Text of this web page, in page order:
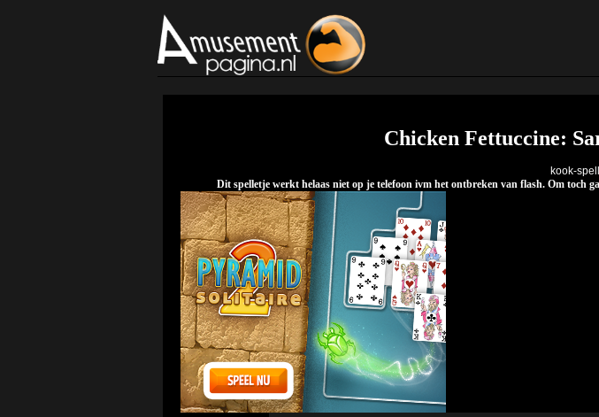
Chicken Fettuccine:
kook-
Dit spelletje werkt helaas niet op je telefoon ivm het ontbreken van flash. Om toch